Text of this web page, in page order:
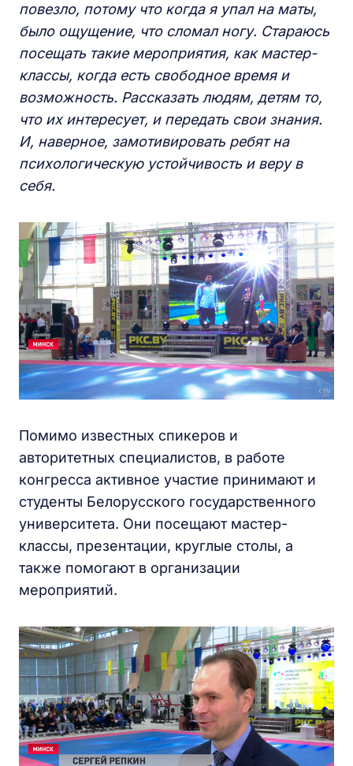
повезло, потому что когда я упал на маты,
было ощущение, что сломал ногу. Cтараюсь
посещать такие мероприятия, как мастер-
классы, когда есть свободное время и
возможность. Рассказать людям, детям то,
что их интересует, и передать свои знания.
И, наверное, замотивировать ребят на
психологическую устойчивость и веру в
себя.
Помимо известных спикеров и
авторитетных специалистов, в работе
конгресса активное участие принимают и
студенты Белорусского государственного
университета. Они посещают мастер-
классы, презентации, круглые столы, а
также помогают в организации
мероприятий.